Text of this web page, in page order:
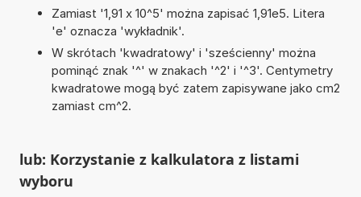
Zamiast '1,91 x 10^5' można zapisać 1,91e5. Litera
'e' oznacza 'wykładnik'.
W skrótach 'kwadratowy' i 'sześcienny' można
pominąć znak '^' w znakach '^2' i '^3'. Centymetry
kwadratowe mogą być zatem zapisywane jako cm2
zamiast cm^2.
lub: Korzystanie z kalkulatora z listami
wyboru